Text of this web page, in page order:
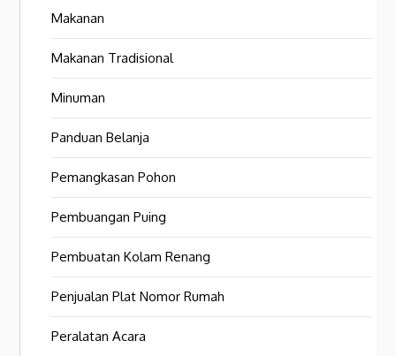
Makanan
Makanan Tradisional
Minuman
Panduan Belanja
Pemangkasan Pohon
Pembuangan Puing
Pembuatan Kolam Renang
Penjualan Plat Nomor Rumah
Peralatan Acara